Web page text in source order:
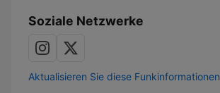
Soziale Netzwerke
Aktualisieren Sie diese Funkinformationen